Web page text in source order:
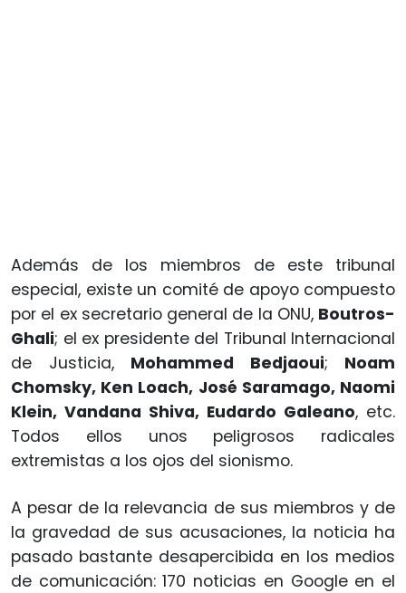
Además de los miembros de este tribunal
especial, existe un comité de apoyo compuesto
por el ex secretario general de la ONU, Boutros-
Ghali; el ex presidente del Tribunal Internacional
de Justicia, Mohammed Bedjaoui; Noam
Chomsky, Ken Loach, José Saramago, Naomi
Klein, Vandana Shiva, Eudardo Galeano, etc.
Todos ellos unos peligrosos radicales
extremistas a los ojos del sionismo.
A pesar de la relevancia de sus miembros y de
la gravedad de sus acusaciones, la noticia ha
pasado bastante desapercibida en los medios
de comunicación: 170 noticias en Google en el